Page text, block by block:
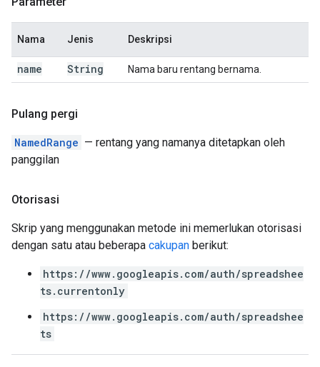
Nama Jenis Deskripsi
name String Nama baru rentang bernama.
Pulang pergi
NamedRange — rentang yang namanya ditetapkan oleh
panggilan
Otorisasi
Skrip yang menggunakan metode ini memerlukan otorisasi
dengan satu atau beberapa cakupan berikut:
https://www.googleapis.com/auth/spreadshee
ts.currentonly
https://www.googleapis.com/auth/spreadshee
ts